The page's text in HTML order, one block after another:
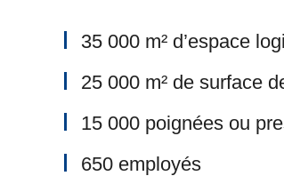
35 000 m² d’espace
25 000 m² de surface
15 000 poignées ou
650 employés